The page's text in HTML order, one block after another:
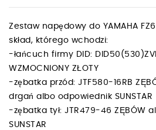
Zestaw napędowy do YAMAHA
skład, którego wchodzi:
-łańcuch firmy DID:
WZMOCNIONY ZŁOTY
-zębatka przód: JTF580-16RB
drgań albo odpowiednik SUNSTAR
-zębatka tył: JTR479-46 ZĘBÓW
SUNSTAR